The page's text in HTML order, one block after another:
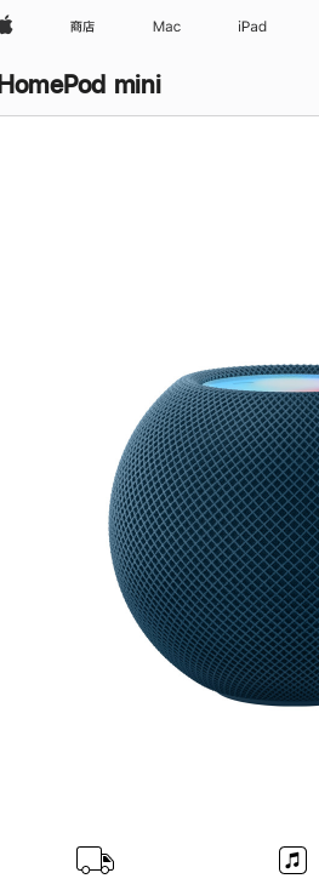
Apple 商店 Mac iPad
HomePod mini